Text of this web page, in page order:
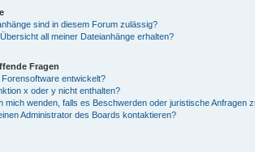
sind in diesem Forum zulässig?
all meiner Dateianhänge erhalten?
Fragen
entwickelt?
x oder y nicht enthalten?
mich wenden, falls es Beschwerden oder juristische Anfragen
Administrator des Boards kontaktieren?